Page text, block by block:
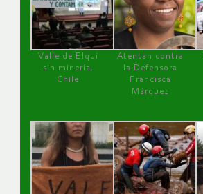
Valle de Elqui
sin minería.
Chile
Atentan contra
la Defensora
Francisca
Márquez